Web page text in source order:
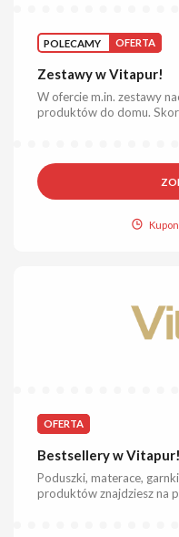
POLECAMY OFERTA
Zestawy w Vitapur!
W ofercie m.in. zestawy
produktów do domu.
OFERTA
Bestsellery w Vitapur!
Poduszki, materace,
produktów znajdziesz na